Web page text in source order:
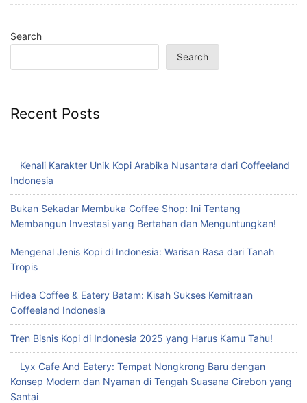
Search
Search
Recent Posts
Kenali Karakter Unik Kopi Arabika Nusantara dari Coffeeland
Indonesia
Bukan Sekadar Membuka Coffee Shop: Ini Tentang
Membangun Investasi yang Bertahan dan Menguntungkan!
Mengenal Jenis Kopi di Indonesia: Warisan Rasa dari Tanah
Tropis
Hidea Coffee & Eatery Batam: Kisah Sukses Kemitraan
Coffeeland Indonesia
Tren Bisnis Kopi di Indonesia 2025 yang Harus Kamu Tahu!
Lyx Cafe And Eatery: Tempat Nongkrong Baru dengan
Konsep Modern dan Nyaman di Tengah Suasana Cirebon yang
Santai